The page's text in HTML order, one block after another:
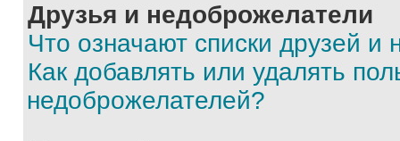
Друзья и недоброжелатели
Что означают списки друзей и
Как добавлять или удалять
недоброжелателей?